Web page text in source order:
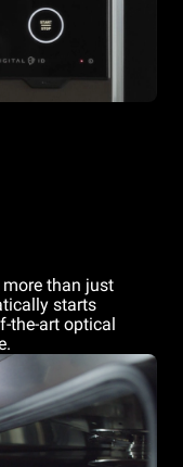
more than just
starts
the-art optical